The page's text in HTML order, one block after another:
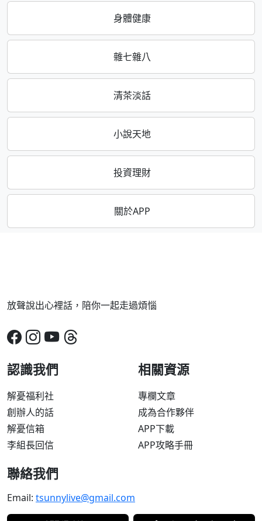
身體健康
雜七雜八
清茶淡話
小說天地
投資理財
關於APP
放聲說出心裡話，陪你一起走過煩惱
認識我們
解憂福利社
創辦人的話
解憂信箱
李組長回信
相關資源
專欄文章
成為合作夥伴
APP下載
APP攻略手冊
聯絡我們
Email: tsunnylive@gmail.com